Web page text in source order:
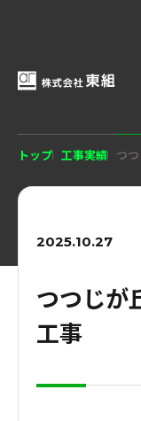
トップ 工事実績 つ
2025.10.27
つつじが
工事